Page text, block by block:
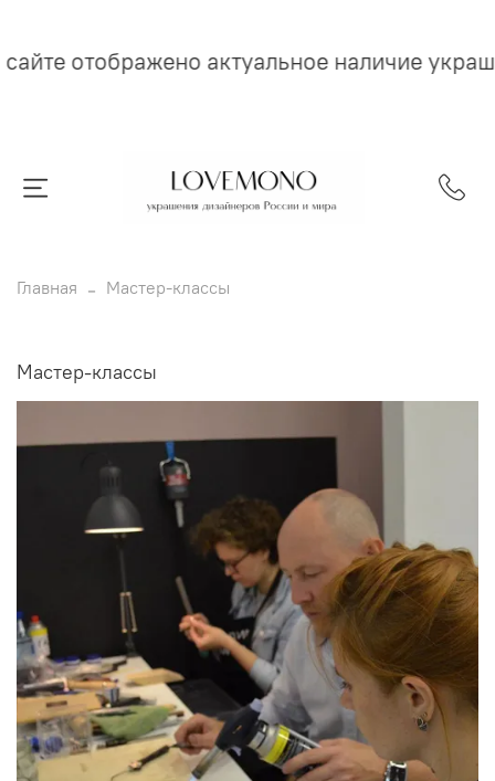
отображено актуальное наличие
Главная Мастер-классы
Мастер-классы